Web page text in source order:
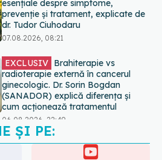
EXCLUSIV Brahiterapie vs
radioterapie externă în cancerul
ginecologic. Dr. Sorin Bogdan
(SANADOR) explică diferența și
cum acționează tratamentul
06.08.2026, 22:49
Ashwagandha: 4 efecte adverse
potențial grave
07.08.2026, 11:03
ȘI PE: